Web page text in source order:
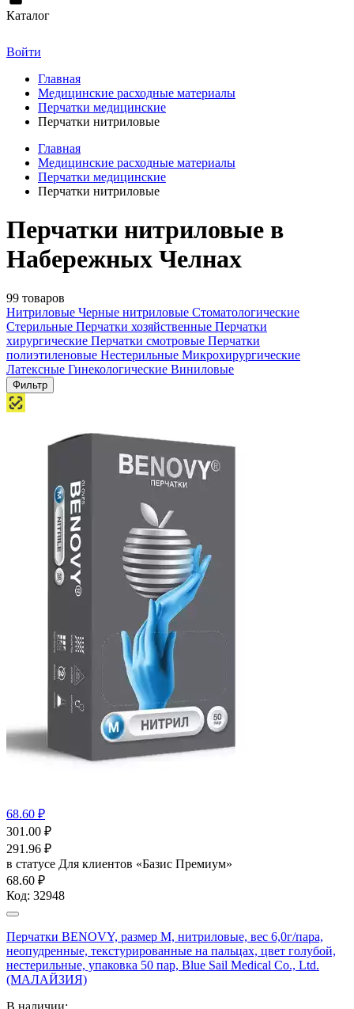
Каталог
Войти
Главная
Медицинские расходные материалы
Перчатки медицинские
Перчатки нитриловые
Главная
Медицинские расходные материалы
Перчатки медицинские
Перчатки нитриловые
Перчатки нитриловые в
Набережных Челнах
99 товаров
Нитриловые Черные нитриловые Стоматологические
Стерильные Перчатки хозяйственные Перчатки
хирургические Перчатки смотровые Перчатки
полиэтиленовые Нестерильные Микрохирургические
Латексные Гинекологические Виниловые
Фильтр
68.60 ₽
301.00 ₽
291.96 ₽
в статусе Для клиентов «Базис Премиум»
68.60 ₽
Код: 32948
Перчатки BENOVY, размер M, нитриловые, вес 6,0г/пара,
неопудренные, текстурированные на пальцах, цвет голубой,
нестерильные, упаковка 50 пар, Blue Sail Medical Co., Ltd.
(МАЛАЙЗИЯ)
В наличии: